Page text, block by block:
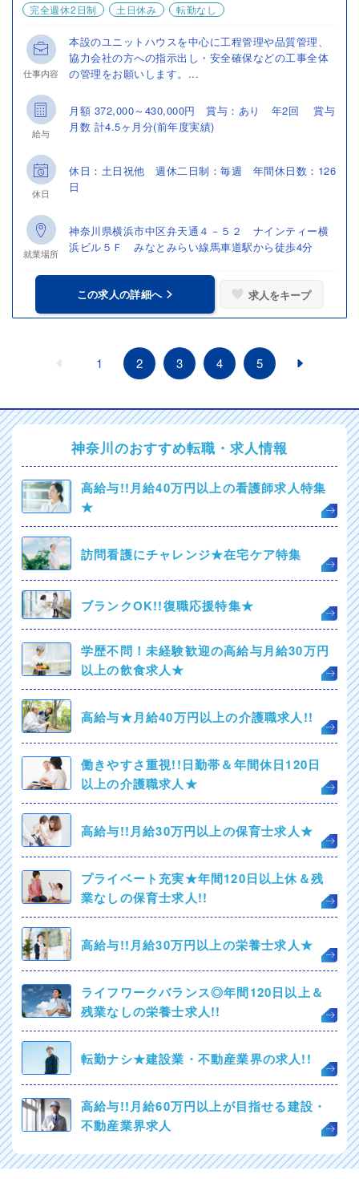
完全週休2日制
土日休み 転勤なし
仕事内容
本設のユニットハウスを中心に工程管理や品質管理、
協力会社の方への指示出し・安全確保などの工事全体
の管理をお願いします。...
給与
月額 372,000～430,000円 賞与：あり 年2回 賞与
月数 計4.5ヶ月分(前年度実績)
休日
休日：土日祝他 週休二日制：毎週 年間休日数：126
日
就業場所
神奈川県横浜市中区弁天通４－５２ ナインティー横
浜ビル５Ｆ みなとみらい線馬車道駅から徒歩4分
この求人の詳細へ 求人をキープ
1 2 3 4 5
神奈川のおすすめ転職・求人情報
高給与!!月給40万円以上の看護師求人特集
★
訪問看護にチャレンジ★在宅ケア特集
ブランクOK!!復職応援特集★
学歴不問！未経験歓迎の高給与月給30万円
以上の飲食求人★
高給与★月給40万円以上の介護職求人!!
働きやすさ重視!!日勤帯＆年間休日120日
以上の介護職求人★
高給与!!月給30万円以上の保育士求人★
プライベート充実★年間120日以上休＆残
業なしの保育士求人!!
高給与!!月給30万円以上の栄養士求人★
ライフワークバランス◎年間120日以上＆
残業なしの栄養士求人!!
転勤ナシ★建設業・不動産業界の求人!!
高給与!!月給60万円以上が目指せる建設・
不動産業界求人